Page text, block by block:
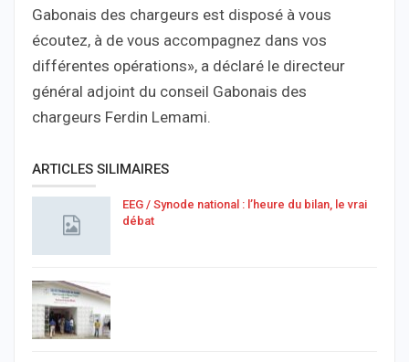
Gabonais des chargeurs est disposé à vous
écoutez, à de vous accompagnez dans vos
différentes opérations», a déclaré le directeur
général adjoint du conseil Gabonais des
chargeurs Ferdin Lemami.
ARTICLES SILIMAIRES
EEG / Synode national : l’heure du bilan, le vrai
débat